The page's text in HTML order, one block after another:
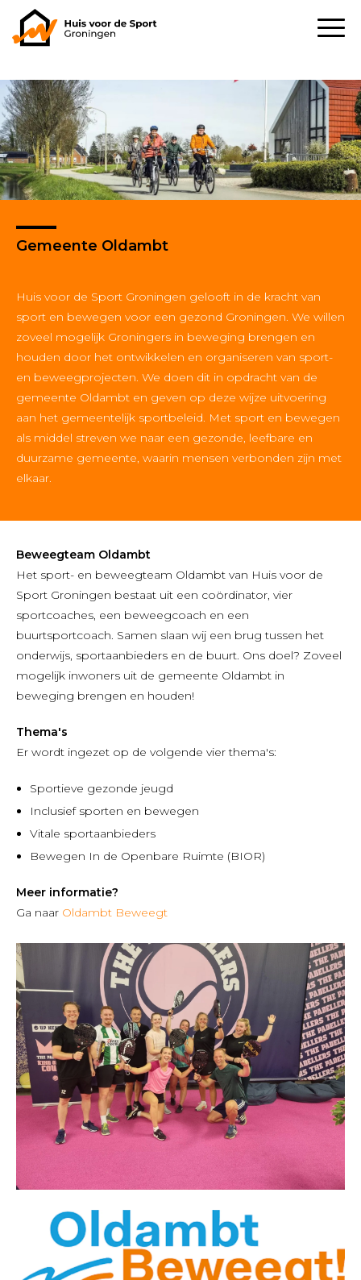
Gemeente Oldambt
Huis voor de Sport Groningen gelooft in de kracht van
sport en bewegen voor een gezond Groningen. We willen
zoveel mogelijk Groningers in beweging brengen en
houden door het ontwikkelen en organiseren van sport-
en beweegprojecten. We doen dit in opdracht van de
gemeente Oldambt en geven op deze wijze uitvoering
aan het gemeentelijk sportbeleid. Met sport en bewegen
als middel streven we naar een gezonde, leefbare en
duurzame gemeente, waarin mensen verbonden zijn met
elkaar.
Beweegteam Oldambt
Het sport- en beweegteam Oldambt van Huis voor de
Sport Groningen bestaat uit een coördinator, vier
sportcoaches, een beweegcoach en een
buurtsportcoach. Samen slaan wij een brug tussen het
onderwijs, sportaanbieders en de buurt. Ons doel? Zoveel
mogelijk inwoners uit de gemeente Oldambt in
beweging brengen en houden!
Thema's
Er wordt ingezet op de volgende vier thema's:
Sportieve gezonde jeugd
Inclusief sporten en bewegen
Vitale sportaanbieders
Bewegen In de Openbare Ruimte (BIOR)
Meer informatie?
Ga naar Oldambt Beweegt